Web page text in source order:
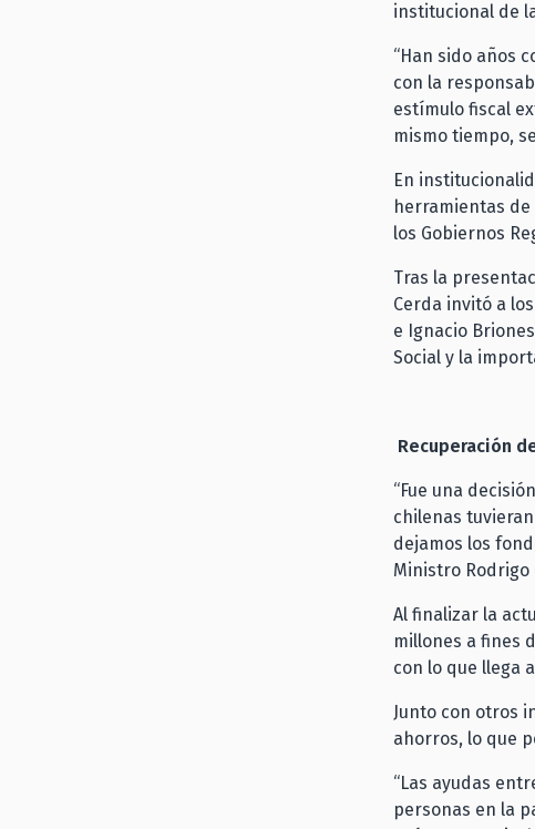
institucional de
“Han sido años
con la
estímulo fiscal
mismo tiempo,
En
herramientas
los Gobiernos
Tras la
Cerda invitó a
e Ignacio
Social y la
Recuperación
“Fue una
chilenas
dejamos los
Ministro Rodrigo
Al finalizar la
millones a fines
con lo que llega
Junto con otros
ahorros, lo que
“Las ayudas
personas en la